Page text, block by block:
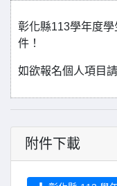
彰化縣113學年度
件！
如欲報名個人項目
附件下載